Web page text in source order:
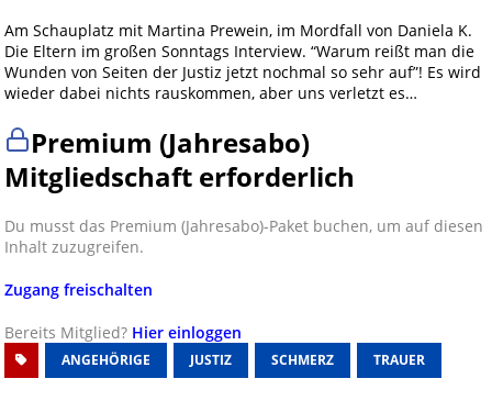
Am Schauplatz mit Martina Prewein, im Mordfall von Daniela K.
Die Eltern im großen Sonntags Interview. “Warum reißt man die
Wunden von Seiten der Justiz jetzt nochmal so sehr auf”! Es wird
wieder dabei nichts rauskommen, aber uns verletzt es…
Premium (Jahresabo)
Mitgliedschaft erforderlich
Du musst das Premium (Jahresabo)-Paket buchen, um auf diesen
Inhalt zuzugreifen.
Zugang freischalten
Bereits Mitglied? Hier einloggen
ANGEHÖRIGE JUSTIZ SCHMERZ TRAUER